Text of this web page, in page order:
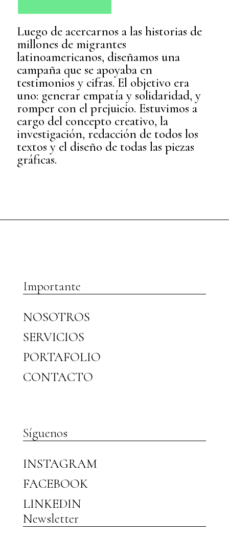
Luego de acercarnos a las historias de
millones de migrantes
latinoamericanos, diseñamos una
campaña que se apoyaba en
testimonios y cifras. El objetivo era
uno: generar empatía y solidaridad, y
romper con el prejuicio. Estuvimos a
cargo del concepto creativo, la
investigación, redacción de todos los
textos y el diseño de todas las piezas
gráficas.
Importante
NOSOTROS
SERVICIOS
PORTAFOLIO
CONTACTO
Síguenos
INSTAGRAM
FACEBOOK
LINKEDIN
Newsletter